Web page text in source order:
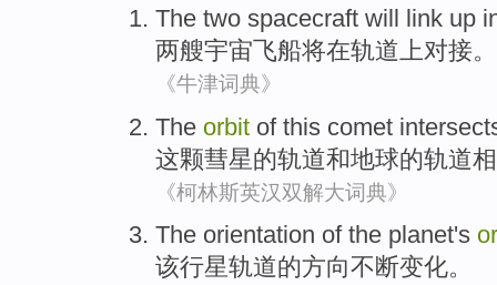
The two spacecraft will link up
两艘宇宙飞船将在轨道上对接。
《牛津词典》
The orbit of this comet
这颗彗星的轨道和地球的轨道
《柯林斯英汉双解大词典》
The orientation ofthe planet's
该行星轨道的方向不断变化。